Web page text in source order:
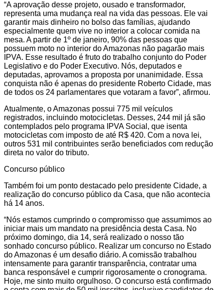
“A aprovação desse projeto, ousado e transformador,
representa uma mudança real na vida das pessoas. Ele vai
garantir mais dinheiro no bolso das famílias, ajudando
especialmente quem vive no interior a colocar comida na
mesa. A partir de 1º de janeiro, 90% das pessoas que
possuem moto no interior do Amazonas não pagarão mais
IPVA. Esse resultado é fruto do trabalho conjunto do Poder
Legislativo e do Poder Executivo. Nós, deputados e
deputadas, aprovamos a proposta por unanimidade. Essa
conquista não é apenas do presidente Roberto Cidade, mas
de todos os 24 parlamentares que votaram a favor”, afirmou.
Atualmente, o Amazonas possui 775 mil veículos
registrados, incluindo motocicletas. Desses, 244 mil já são
contemplados pelo programa IPVA Social, que isenta
motocicletas com imposto de até R$ 420. Com a nova lei,
outros 531 mil contribuintes serão beneficiados com redução
direta no valor do tributo.
Concurso público
Também foi um ponto destacado pelo presidente Cidade, a
realização do concurso público da Casa, que não acontecia
há 14 anos.
“Nós estamos cumprindo o compromisso que assumimos ao
iniciar mais um mandato na presidência desta Casa. No
próximo domingo, dia 14, será realizado o nosso tão
sonhado concurso público. Realizar um concurso no Estado
do Amazonas é um desafio diário. A comissão trabalhou
intensamente para garantir transparência, contratar uma
banca responsável e cumprir rigorosamente o cronograma.
Hoje, me sinto muito orgulhoso. O concurso está confirmado